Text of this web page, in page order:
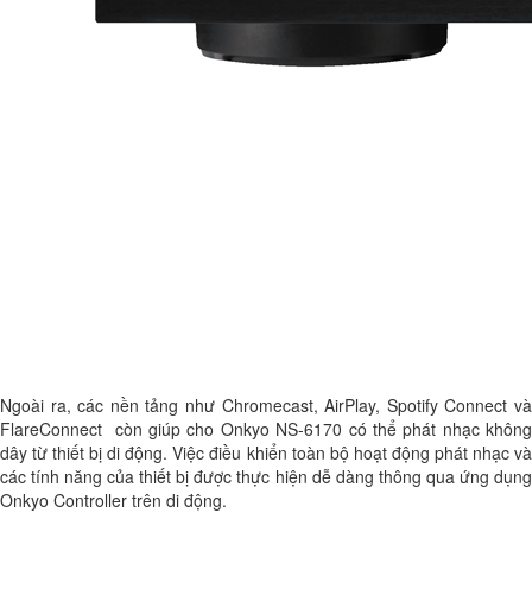
Ngoài ra, các nền tảng như Chromecast, AirPlay, Spotify Connect và
FlareConnect còn giúp cho Onkyo NS-6170 có thể phát nhạc không
dây từ thiết bị di động. Việc điều khiển toàn bộ hoạt động phát nhạc và
các tính năng của thiết bị được thực hiện dễ dàng thông qua ứng dụng
Onkyo Controller trên di động.